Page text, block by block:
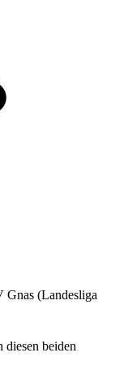
Gnas (Landesliga
diesen beiden